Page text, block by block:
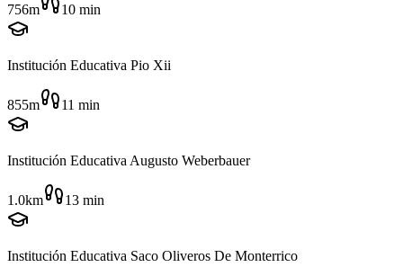
756m 10 min
Institución Educativa Pio Xii
855m 11 min
Institución Educativa Augusto Weberbauer
1.0km 13 min
Institución Educativa Saco Oliveros De Monterrico